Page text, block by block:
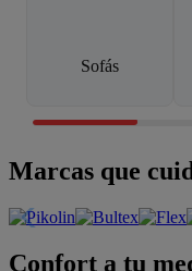
Sofás
Marcas que
Confort a tu